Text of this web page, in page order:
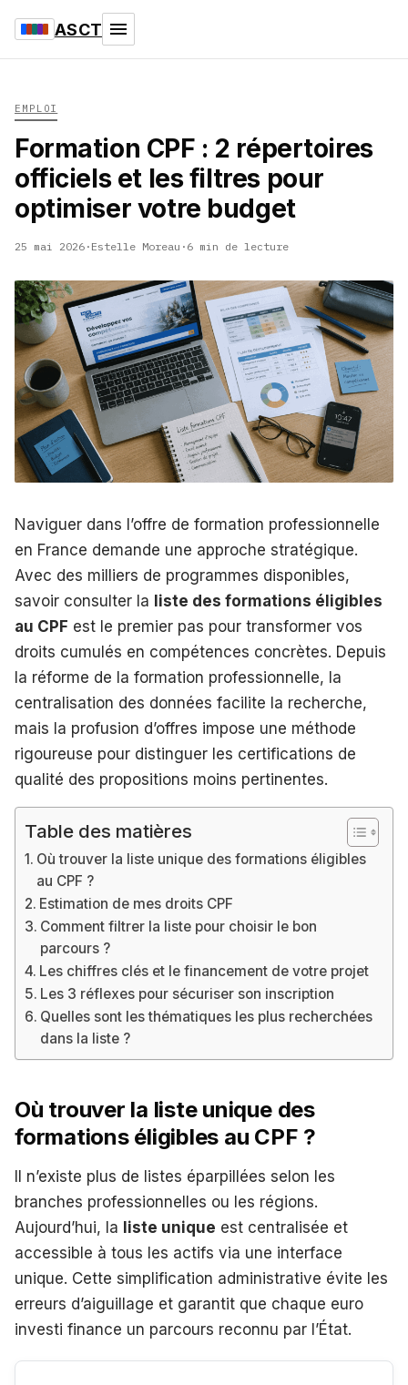
ASCT
EMPLOI
Formation CPF : 2 répertoires
officiels et les filtres pour
optimiser votre budget
25 mai 2026 · Estelle Moreau · 6 min de lecture
Naviguer dans l’offre de formation professionnelle
en France demande une approche stratégique.
Avec des milliers de programmes disponibles,
savoir consulter la liste des formations éligibles
au CPF est le premier pas pour transformer vos
droits cumulés en compétences concrètes. Depuis
la réforme de la formation professionnelle, la
centralisation des données facilite la recherche,
mais la profusion d’offres impose une méthode
rigoureuse pour distinguer les certifications de
qualité des propositions moins pertinentes.
Table des matières
Où trouver la liste unique des formations éligibles
au CPF ?
Estimation de mes droits CPF
Comment filtrer la liste pour choisir le bon
parcours ?
Les chiffres clés et le financement de votre projet
Les 3 réflexes pour sécuriser son inscription
Quelles sont les thématiques les plus recherchées
dans la liste ?
Où trouver la liste unique des
formations éligibles au CPF ?
Il n’existe plus de listes éparpillées selon les
branches professionnelles ou les régions.
Aujourd’hui, la liste unique est centralisée et
accessible à tous les actifs via une interface
unique. Cette simplification administrative évite les
erreurs d’aiguillage et garantit que chaque euro
investi finance un parcours reconnu par l’État.